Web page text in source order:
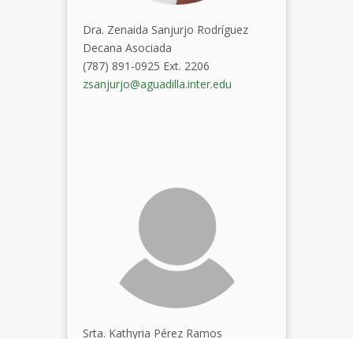
Dra. Zenaida Sanjurjo Rodríguez
Decana Asociada
(787) 891-0925 Ext. 2206
zsanjurjo@aguadilla.inter.edu
Srta. Kathyria Pérez Ramos